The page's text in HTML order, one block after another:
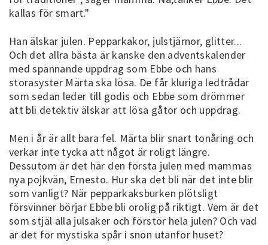
kallas för smart."
Han älskar julen. Pepparkakor, julstjärnor, glitter...
Och det allra bästa är kanske den adventskalender
med spännande uppdrag som Ebbe och hans
storasyster Märta ska lösa. De får kluriga ledtrådar
som sedan leder till godis och Ebbe som drömmer
att bli detektiv älskar att lösa gåtor och uppdrag.
Men i år är allt bara fel. Märta blir snart tonåring och
verkar inte tycka att något är roligt längre.
Dessutom är det här den första julen med mammas
nya pojkvän, Ernesto. Hur ska det bli när det inte blir
som vanligt? När pepparkaksburken plötsligt
försvinner börjar Ebbe bli orolig på riktigt. Vem är det
som stjäl alla julsaker och förstör hela julen? Och vad
är det för mystiska spår i snön utanför huset?